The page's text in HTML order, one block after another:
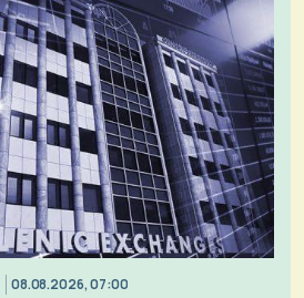
08.08.2026, 07:00